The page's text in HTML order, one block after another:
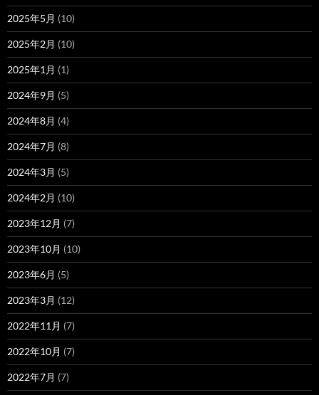
2025年5月 (10)
2025年2月 (10)
2025年1月 (1)
2024年9月 (5)
2024年8月 (4)
2024年7月 (8)
2024年3月 (5)
2024年2月 (10)
2023年12月 (7)
2023年10月 (10)
2023年6月 (5)
2023年3月 (12)
2022年11月 (7)
2022年10月 (7)
2022年7月 (7)